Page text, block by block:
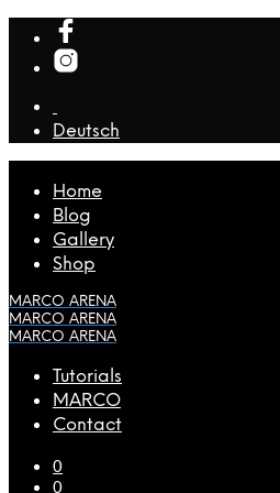
Deutsch
Home
Blog
Gallery
Shop
MARCO ARENA
MARCO ARENA
MARCO ARENA
Tutorials
MARCO
Contact
0
0